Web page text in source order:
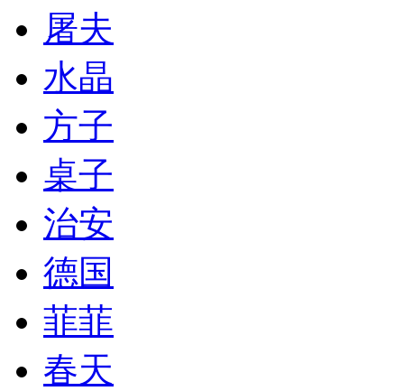
屠夫
水晶
方子
桌子
治安
德国
菲菲
春天